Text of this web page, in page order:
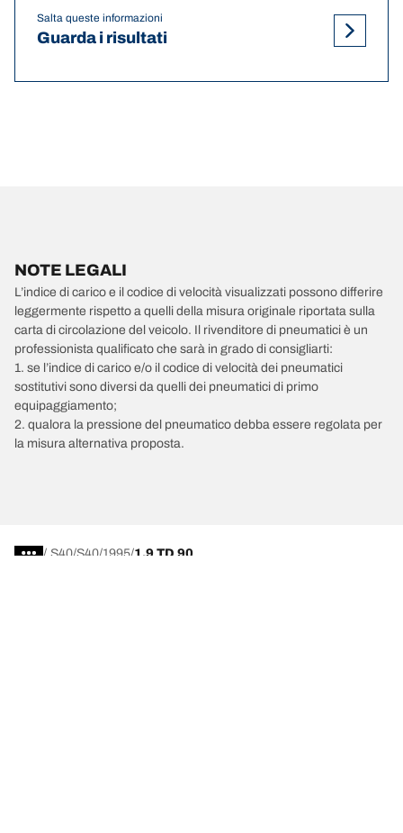
Salta queste informazioni
Guarda i risultati
NOTE LEGALI
L’indice di carico e il codice di velocità visualizzati possono differire
leggermente rispetto a quelli della misura originale riportata sulla
carta di circolazione del veicolo. Il rivenditore di pneumatici è un
professionista qualificato che sarà in grado di consigliarti:
1. se l’indice di carico e/o il codice di velocità dei pneumatici
sostitutivi sono diversi da quelli dei pneumatici di primo
equipaggiamento;
2. qualora la pressione del pneumatico debba essere regolata per
la misura alternativa proposta.
/ S40 S40 1995 1.9 TD 90